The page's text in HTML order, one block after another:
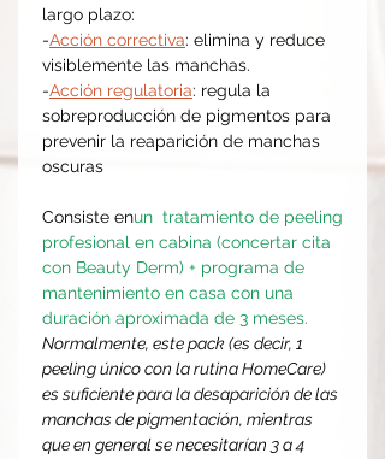
largo plazo:
-Acción correctiva: elimina y reduce
visiblemente las manchas.
-Acción regulatoria: regula la
sobreproducción de pigmentos para
prevenir la reaparición de manchas
oscuras
Consiste enun tratamiento de peeling
profesional en cabina (concertar cita
con Beauty Derm) + programa de
mantenimiento en casa con una
duración aproximada de 3 meses.
Normalmente, este pack (es decir, 1
peeling único con la rutina HomeCare)
es suficiente para la desaparición de las
manchas de pigmentación, mientras
que en general se necesitarían 3 a 4